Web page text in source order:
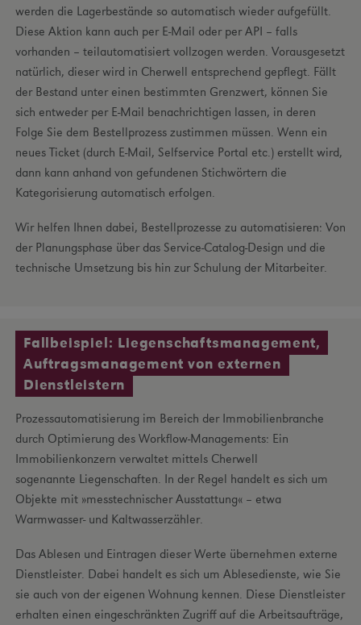
werden die Lagerbestände so automatisch wieder aufgefüllt.
Diese Aktion kann auch per E-Mail oder per API – falls
vorhanden – teilautomatisiert vollzogen werden. Vorausgesetzt
natürlich, dieser wird in Cherwell entsprechend gepflegt. Fällt
der Bestand unter einen bestimmten Grenzwert, können Sie
sich entweder per E-Mail benachrichtigen lassen, in deren
Folge Sie dem Bestellprozess zustimmen müssen. Wenn ein
neues Ticket (durch E-Mail, Selfservice Portal etc.) erstellt wird,
dann kann anhand von gefundenen Stichwörtern die
Kategorisierung automatisch erfolgen.
Wir helfen Ihnen dabei, Bestellprozesse zu automatisieren: Von
der Planungsphase über das Service-Catalog-Design und die
technische Umsetzung bis hin zur Schulung der Mitarbeiter.
Fallbeispiel: Liegenschaftsmanagement,
Auftragsmanagement von externen
Dienstleistern
Prozessautomatisierung im Bereich der Immobilienbranche
durch Optimierung des Workflow-Managements: Ein
Immobilienkonzern verwaltet mittels Cherwell
sogenannte Liegenschaften. In der Regel handelt es sich um
Objekte mit »messtechnischer Ausstattung« – etwa
Warmwasser- und Kaltwasserzähler.
Das Ablesen und Eintragen dieser Werte übernehmen externe
Dienstleister. Dabei handelt es sich um Ablesedienste, wie Sie
sie auch von der eigenen Wohnung kennen. Diese Dienstleister
erhalten einen eingeschränkten Zugriff auf die Arbeitsaufträge,